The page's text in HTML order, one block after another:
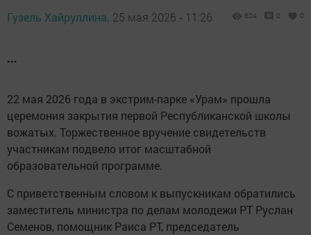
Гузель Хайруллина, 25 мая 2026 - 11:26 604 0 0
...
22 мая 2026 года в экстрим-парке «Урам» прошла
церемония закрытия первой Республиканской школы
вожатых. Торжественное вручение свидетельств
участникам подвело итог масштабной
образовательной программе.
С приветственным словом к выпускникам обратились
заместитель министра по делам молодежи РТ Руслан
Семенов, помощник Раиса РТ, председатель